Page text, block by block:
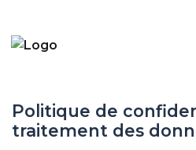
Politique de
traitement des